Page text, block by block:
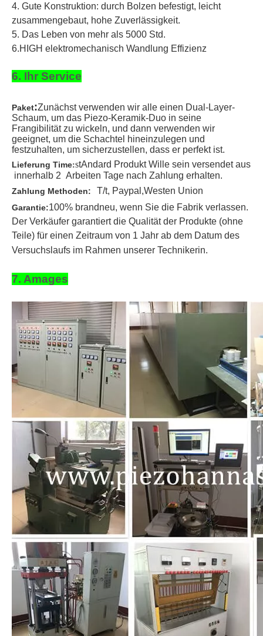
4. Gute Konstruktion: durch Bolzen befestigt, leicht
zusammengebaut, hohe Zuverlässigkeit.
5. Das Leben von mehr als 5000 Std.
6.HIGH elektromechanisch Wandlung Effizienz
6. Ihr Service
Paket:Zunächst verwenden wir alle einen Dual-Layer-
Schaum, um das Piezo-Keramik-Duo in seine
Frangibilität zu wickeln, und dann verwenden wir
geeignet, um die Schachtel hineinzulegen und
festzuhalten, um sicherzustellen, dass er perfekt ist.
Lieferung Time:stAndard Produkt Wille sein versendet aus
innerhalb 2 Arbeiten Tage nach Zahlung erhalten.
Zahlung Methoden: T/t, Paypal,Westen Union
Garantie:100% brandneu, wenn Sie die Fabrik verlassen.
Der Verkäufer garantiert die Qualität der Produkte (ohne
Teile) für einen Zeitraum von 1 Jahr ab dem Datum des
Versuchslaufs im Rahmen unserer Technikerin.
7. Amages